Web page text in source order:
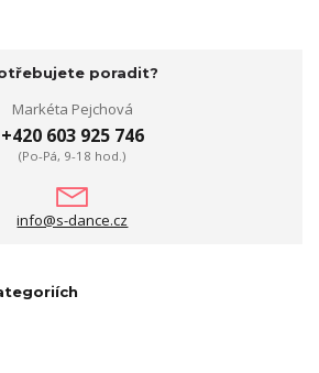
poradit?
Markéta Pejchová
+420 603 925 746
(Po-Pá, 9-18 hod.)
info@s-dance.cz